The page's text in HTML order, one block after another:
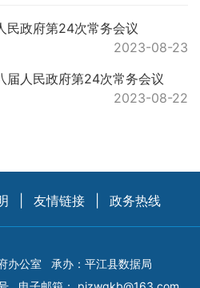
民政府第24次常务会议
2023-08-23
届人民政府第24次常务会议
2023-08-22
友情链接 政务热线
办公室
承办：平江县数据局